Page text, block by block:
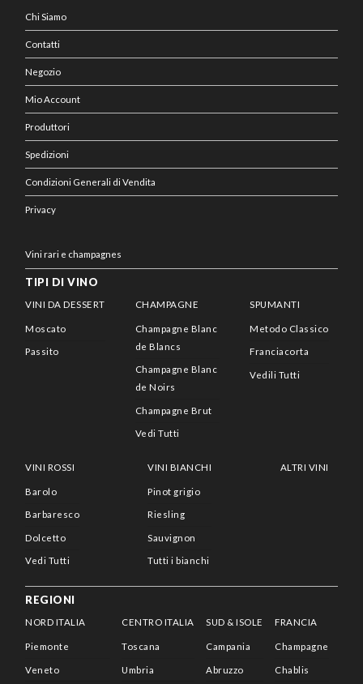
Chi Siamo
Contatti
Negozio
Mio Account
Produttori
Spedizioni
Condizioni Generali di Vendita
Privacy
Vini rari e champagnes
TIPI DI VINO
VINI DA DESSERT
Moscato
Passito
CHAMPAGNE
Champagne Blanc
de Blancs
Champagne Blanc
de Noirs
Champagne Brut
Vedi Tutti
SPUMANTI
Metodo Classico
Franciacorta
Vedili Tutti
VINI ROSSI
Barolo
Barbaresco
Dolcetto
Vedi Tutti
VINI BIANCHI
Pinot grigio
Riesling
Sauvignon
Tutti i bianchi
ALTRI VINI
REGIONI
NORD ITALIA
Piemonte
Veneto
CENTRO ITALIA
Toscana
Umbria
SUD & ISOLE
Campania
Abruzzo
FRANCIA
Champagne
Chablis